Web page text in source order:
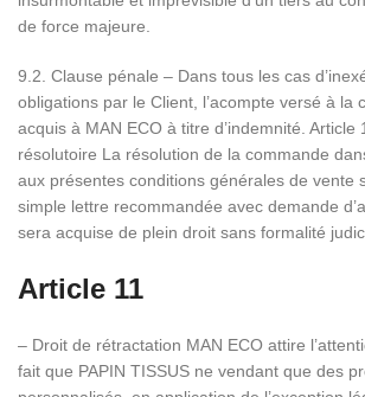
de force majeure.
9.2. Clause pénale – Dans tous les cas
obligations par le Client, l’acompte versé à la
acquis à MAN ECO à titre d’indemnité. Article
résolutoire La résolution de la commande
aux présentes conditions générales de vente
simple lettre recommandée avec demande
sera acquise de plein droit sans formalité
Article 11
– Droit de rétractation MAN ECO attire
fait que PAPIN TISSUS ne vendant que des